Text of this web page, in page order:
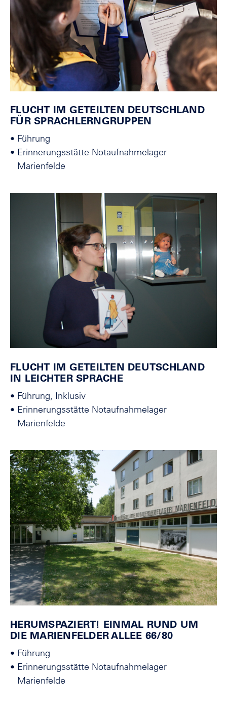
FLUCHT IM GETEILTEN DEUTSCHLAND
FÜR SPRACHLERNGRUPPEN
• Führung
• Erinnerungsstätte Notaufnahmelager
Marienfelde
FLUCHT IM GETEILTEN DEUTSCHLAND
IN LEICHTER SPRACHE
• Führung, Inklusiv
• Erinnerungsstätte Notaufnahmelager
Marienfelde
HERUMSPAZIERT! EINMAL RUND UM
DIE MARIENFELDER ALLEE 66/80
• Führung
• Erinnerungsstätte Notaufnahmelager
Marienfelde